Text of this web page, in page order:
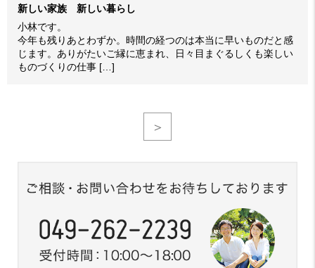
新しい家族 新しい暮らし
小林です。
今年も残りあとわずか。時間の経つのは本当に早いものだと感
じます。ありがたいご縁に恵まれ、日々目まぐるしくも楽しい
ものづくりの仕事 […]
＞